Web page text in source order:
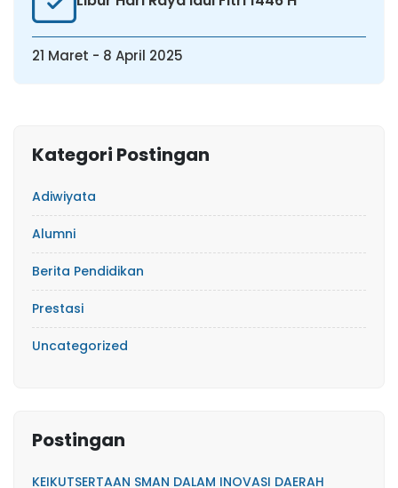
21 Maret - 8 April 2025
Kategori Postingan
Adiwiyata
Alumni
Berita Pendidikan
Prestasi
Uncategorized
Postingan
KEIKUTSERTAAN SMAN DALAM INOVASI DAERAH